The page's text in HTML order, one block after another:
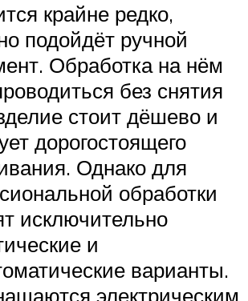
крайне редко,
подойдёт ручной
Обработка на нём
без снятия
стоит дёшево и
дорогостоящего
Однако для
обработки
исключительно
и
варианты.
электрическим